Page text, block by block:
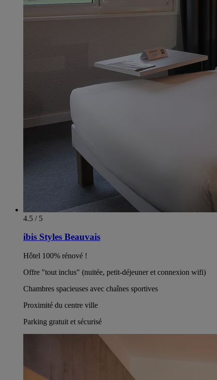
4.5 / 5
ibis Styles Beauvais
Hôtel 100% rénové !
Offre "tout inclus" (nuitée, petit-déjeuner et connexion wifi)
Chambres spacieuses avec chaînes sportives
Proximité du centre ville
Parking gratuit et sécurisé